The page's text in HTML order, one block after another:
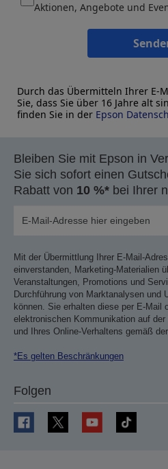
Aktionen, Angebote und
Durch das Übermitteln Ihrer E-
Sie, dass Sie über 16 Jahre alt
finden Sie in der Epson
Bleiben Sie mit Epson in
Sie sich sofort einen
Rabatt von 10 %* bei Ihrer
Mit der Übermittlung Ihrer E-Mail-
einverstanden, Marketing-Materialien
Veranstaltungen, Promotions und
Durchführung von Marktanalysen und
können. Sie erhalten diese per E-Mail
elektronischen Kommunikation auf
und Ihres Online-Verhaltens gemäß der
*Es gelten Beschränkungen
Folgen